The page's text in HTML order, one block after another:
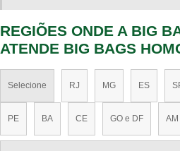
REGIÕES ONDE A BIG
ATENDE BIG BAGS
Selecione RJ MG ES
PE BA CE GO e DF AM